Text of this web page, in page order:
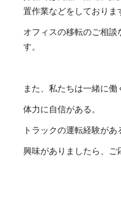
置作業などをしておりま
オフィスの移転のご相
す。
また、私たちは一緒に働
体力に自信がある。
トラックの運転経験があ
興味がありましたら、ご